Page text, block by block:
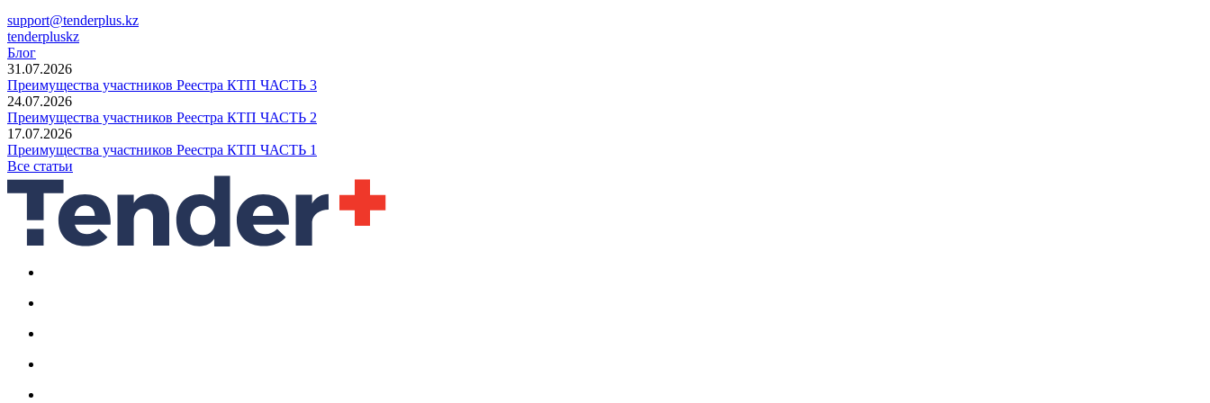
support@tenderplus.kz
tenderpluskz
Блог
31.07.2026
Преимущества участников Реестра КТП ЧАСТЬ 3
24.07.2026
Преимущества участников Реестра КТП ЧАСТЬ 2
17.07.2026
Преимущества участников Реестра КТП ЧАСТЬ 1
Все статьи